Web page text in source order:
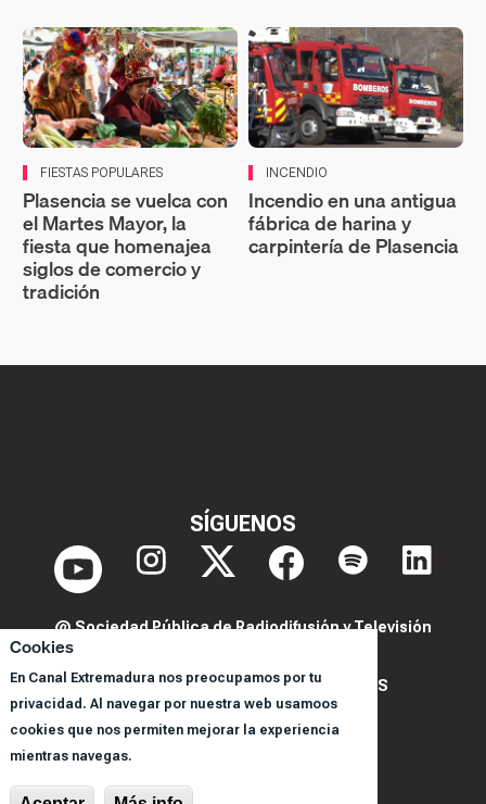
Cookies
En Canal Extremadura nos preocupamos por tu
privacidad. Al navegar por nuestra web usamoos
cookies que nos permiten mejorar la experiencia
mientras navegas.
FIESTAS POPULARES
Plasencia se vuelca con
el Martes Mayor, la
fiesta que homenajea
siglos de comercio y
tradición
INCENDIO
Incendio en una antigua
fábrica de harina y
carpintería de Plasencia
SÍGUENOS
@ Sociedad Pública de Radiodifusión y Televisión
POLITICA DE PRIVACIDAD Y COOKIES